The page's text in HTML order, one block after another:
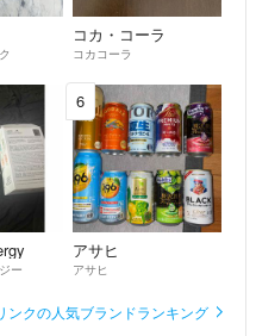
とめてお願いします。
願いします。
す💡
り扱い出来ますか？
コカ・コーラ
コカコーラ
ー
6
アサヒ
アサヒ
ンクの人気ブランドランキング